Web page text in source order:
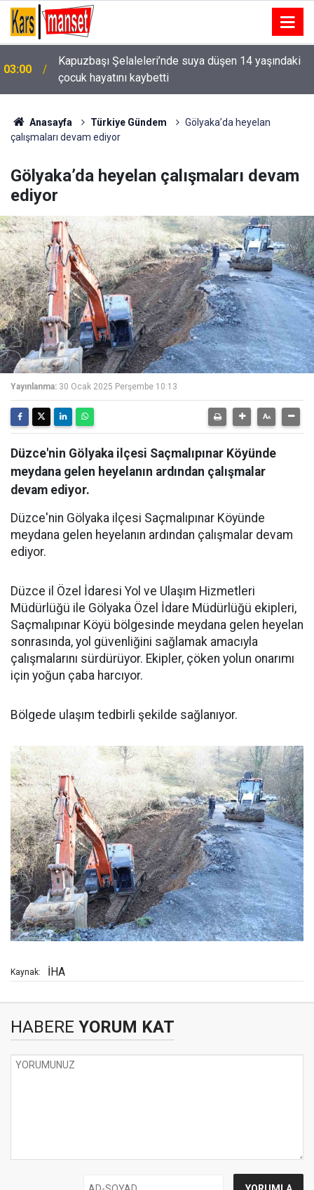
03:00
Kapuzbaşı Şelaleleri’nde suya düşen 14 yaşındaki
çocuk hayatını kaybetti
02:57 Seyir halindeki motosiklet alev alev yandı
Anasayfa Türkiye Gündem
Gölyaka’da heyelan
çalışmaları devam ediyor
Gölyaka’da heyelan çalışmaları devam
ediyor
Yayınlanma: 30 Ocak 2025 Perşembe 10:13
Düzce'nin Gölyaka ilçesi Saçmalıpınar Köyünde
meydana gelen heyelanın ardından çalışmalar
devam ediyor.
Düzce'nin Gölyaka ilçesi Saçmalıpınar Köyünde
meydana gelen heyelanın ardından çalışmalar devam
ediyor.
Düzce il Özel İdaresi Yol ve Ulaşım Hizmetleri
Müdürlüğü ile Gölyaka Özel İdare Müdürlüğü ekipleri,
Saçmalıpınar Köyü bölgesinde meydana gelen heyelan
sonrasında, yol güvenliğini sağlamak amacıyla
çalışmalarını sürdürüyor. Ekipler, çöken yolun onarımı
için yoğun çaba harcıyor.
Bölgede ulaşım tedbirli şekilde sağlanıyor.
Kaynak: İHA
HABERE YORUM KAT